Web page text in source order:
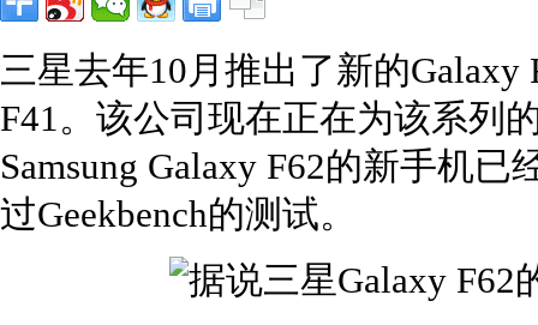
三星去年10月推出了新的
F41。该公司现在正在为该系列
Samsung Galaxy F62的新手机
过Geekbench的测试。